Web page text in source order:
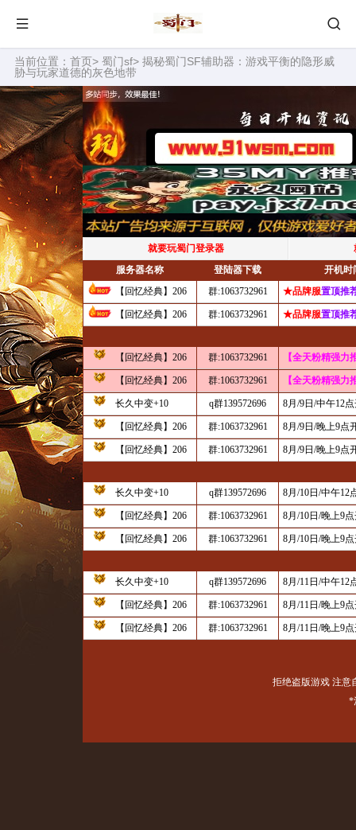
当前位置： 首页> 蜀门sf> 揭秘蜀门SF辅助器：游戏平衡的隐形威
胁与玩家道德的灰色地带